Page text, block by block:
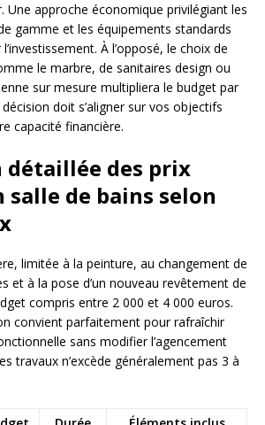
Une approche économique privilégiant les
gamme et les équipements standards
À l’opposé, le choix de
le marbre, de sanitaires design ou
sur mesure multipliera le budget par
doit s’aligner sur vos objectifs
capacité financière.
détaillée des prix
de bains selon
limitée à la peinture, au changement de
et à la pose d’un nouveau revêtement de
compris entre 2 000 et 4 000 euros.
convient parfaitement pour rafraîchir
sans modifier l’agencement
travaux n’excède généralement pas 3 à